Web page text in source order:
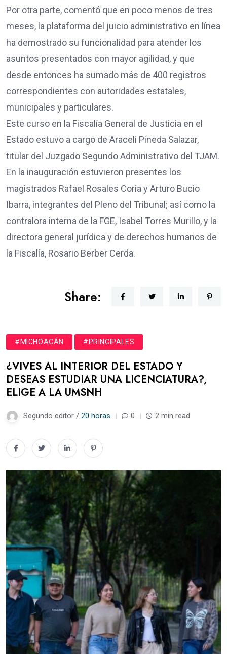
Por otra parte, comentó que en poco menos de tres
meses, la plataforma del juicio administrativo en línea
ha demostrado su funcionalidad para atender los
asuntos presentados con mayor agilidad, y que
desde entonces ha sumado más de 400 registros
correspondientes con autoridades estatales,
municipales y particulares.
Este curso en la Fiscalía General de Justicia en el
Estado estuvo a cargo de Araceli Pineda Salazar,
titular del Juzgado Segundo Administrativo del TJAM.
En la inauguración estuvieron presentes los
magistrados Rafael Rosales Coria y Arturo Bucio
Ibarra, integrantes del Pleno del Tribunal; así como la
contralora interna de la FGE, Isabel Torres Murillo, y la
directora general jurídica y de derechos humanos de
la Fiscalía, Rosario Berber Cerda.
Share:
#MICHOACÁN #PRINCIPALES
¿VIVES AL INTERIOR DEL ESTADO Y
DESEAS ESTUDIAR UNA LICENCIATURA?,
ELIGE A LA UMSNH
Segundo editor / 20 horas 0 2 min read